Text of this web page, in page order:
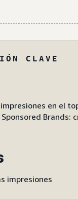
CLAVE
en el
Brands:
impresiones